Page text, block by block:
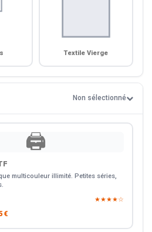
Textile Vierge
Non sélectionné
🖨️
multicouleur illimité. Petites séries,
★★★★☆
€